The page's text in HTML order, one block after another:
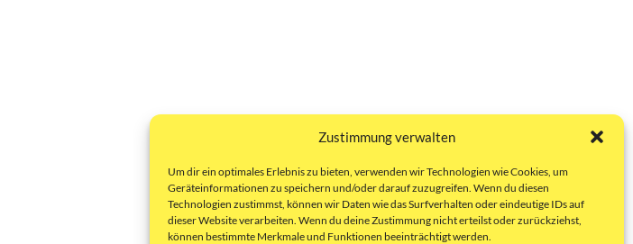
Zustimmung verwalten
Um dir ein optimales Erlebnis zu bieten, verwenden wir Technologien wie Cookies, um
Geräteinformationen zu speichern und/oder darauf zuzugreifen. Wenn du diesen
Technologien zustimmst, können wir Daten wie das Surfverhalten oder eindeutige IDs auf
dieser Website verarbeiten. Wenn du deine Zustimmung nicht erteilst oder zurückziehst,
können bestimmte Merkmale und Funktionen beeinträchtigt werden.